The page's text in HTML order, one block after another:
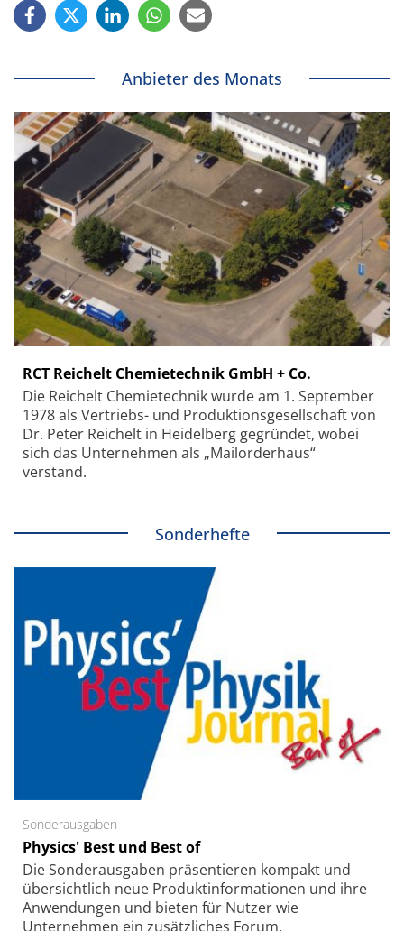
Anbieter des Monats
RCT Reichelt Chemietechnik GmbH + Co.
Die Reichelt Chemietechnik wurde am 1. September
1978 als Vertriebs- und Produktionsgesellschaft von
Dr. Peter Reichelt in Heidelberg gegründet, wobei
sich das Unternehmen als „Mailorderhaus“
verstand.
Sonderhefte
Sonderausgaben
Physics' Best und Best of
Die Sonder­ausgaben präsentieren kompakt und
übersichtlich neue Produkt­informationen und ihre
Anwendungen und bieten für Nutzer wie
Unternehmen ein zusätzliches Forum.